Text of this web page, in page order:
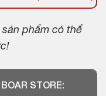
sản phẩm có thể
STORE: